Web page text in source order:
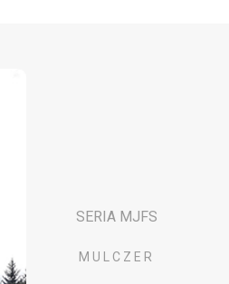
SERIA MJFS
MULCZER